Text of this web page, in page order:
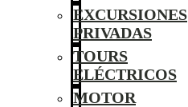
EXCURSIONES
PRIVADAS
TOURS
ELÉCTRICOS
MOTOR